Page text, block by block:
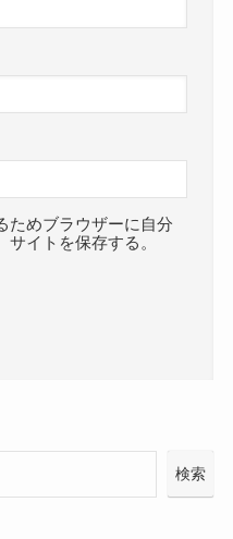
ためブラウザーに自分
イトを保存する。
検索